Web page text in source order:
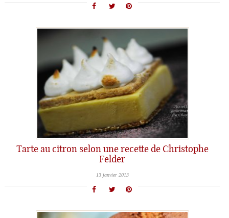
Tarte au citron selon une recette de Christophe
Felder
13 janvier 2013